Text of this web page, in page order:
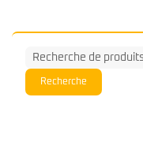
Recherche
pour :
Recherche